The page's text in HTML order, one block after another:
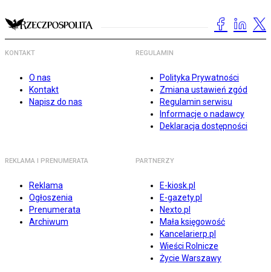
KONTAKT
O nas
Kontakt
Napisz do nas
REGULAMIN
Polityka Prywatności
Zmiana ustawień zgód
Regulamin serwisu
Informacje o nadawcy
Deklaracja dostępności
REKLAMA I PRENUMERATA
Reklama
Ogłoszenia
Prenumerata
Archiwum
PARTNERZY
E-kiosk.pl
E-gazety.pl
Nexto.pl
Mała księgowość
Kancelarierp.pl
Wieści Rolnicze
Życie Warszawy